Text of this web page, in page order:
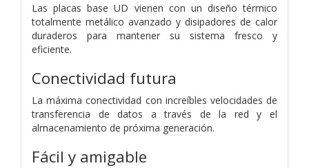
Las placas base UD vienen con un diseño térmico
totalmente metálico avanzado y disipadores de calor
duraderos para mantener su sistema fresco y
eficiente.
Conectividad futura
La máxima conectividad con increíbles velocidades de
transferencia de datos a través de la red y el
almacenamiento de próxima generación.
Fácil y amigable